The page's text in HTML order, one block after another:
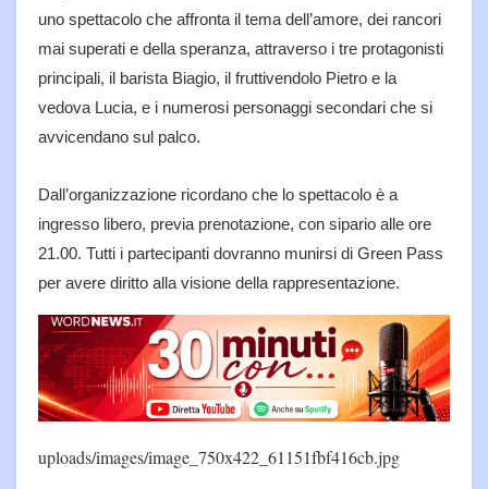
uno spettacolo che affronta il tema dell’amore, dei rancori
mai superati e della speranza, attraverso i tre protagonisti
principali, il barista Biagio, il fruttivendolo Pietro e la
vedova Lucia, e i numerosi personaggi secondari che si
avvicendano sul palco.
Dall’organizzazione ricordano che lo spettacolo è a
ingresso libero, previa prenotazione, con sipario alle ore
21.00. Tutti i partecipanti dovranno munirsi di Green Pass
per avere diritto alla visione della rappresentazione.
uploads/images/image_750x422_61151fbf416cb.jpg